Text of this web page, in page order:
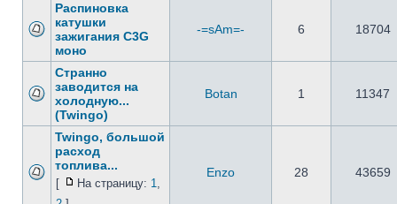
Распиновка
катушки
зажигания C3G
моно
-=sAm=- 6 18704
Странно
заводится на
холодную...
(Twingo)
Botan 1 11347
Twingo, большой
расход
топлива...
[ На страницу: 1,
Enzo 28 43659